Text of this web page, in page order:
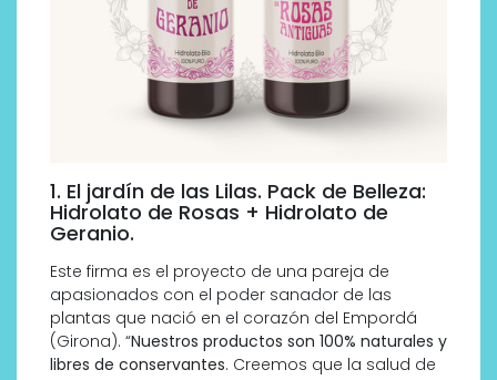
1. El jardín de las Lilas. Pack de Belleza:
Hidrolato de Rosas + Hidrolato de
Geranio.
Este firma es el proyecto de una pareja de
apasionados con el poder sanador de las
plantas que nació en el corazón del Empordá
(Girona). “Nuestros productos son 100% naturales y
libres de conservantes. Creemos que la salud de